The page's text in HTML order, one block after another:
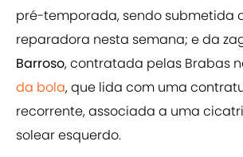
pré-temporada, sendo submetida
reparadora nesta semana; e da
Barroso, contratada pelas Brabas
da bola, que lida com uma
recorrente, associada a uma
solear esquerdo.